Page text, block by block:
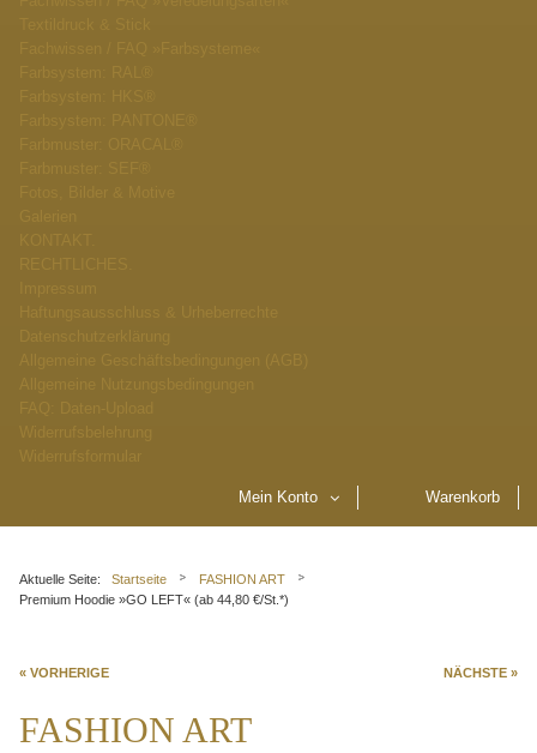
Mein Konto Warenkorb
Aktuelle Seite: Startseite
FASHION ART
Premium Hoodie »GO LEFT« (ab 44,80 €/St.*)
« VORHERIGE NÄCHSTE »
FASHION ART